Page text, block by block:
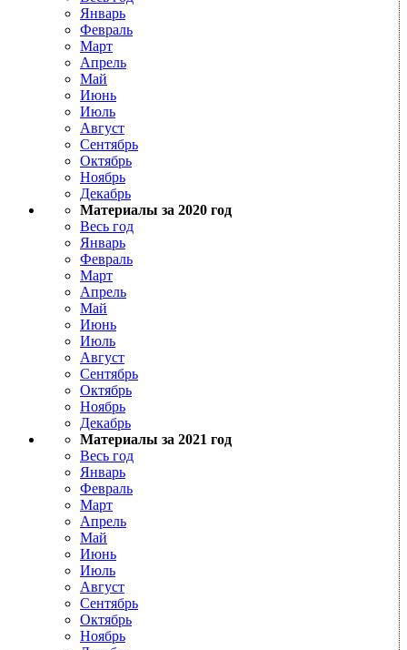
Январь
Февраль
Март
Апрель
Май
Июнь
Июль
Август
Сентябрь
Октябрь
Ноябрь
Декабрь
Материалы за 2020 год
Весь год
Январь
Февраль
Март
Апрель
Май
Июнь
Июль
Август
Сентябрь
Октябрь
Ноябрь
Декабрь
Материалы за 2021 год
Весь год
Январь
Февраль
Март
Апрель
Май
Июнь
Июль
Август
Сентябрь
Октябрь
Ноябрь